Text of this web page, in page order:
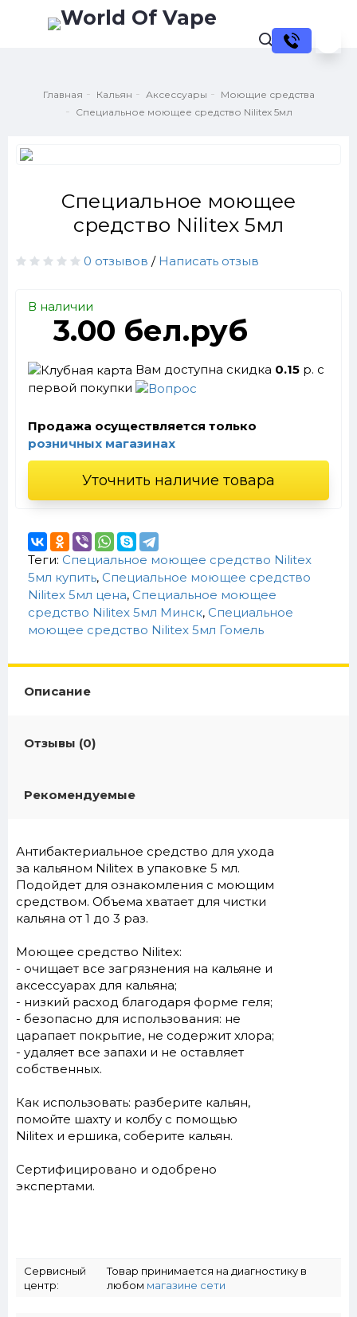
Главная Кальян Аксессуары
Моющие средства
Специальное моющее средство Nilitex 5мл
Специальное моющее
средство Nilitex 5мл
0 отзывов / Написать отзыв
В наличии
3.00 бел.руб
Вам доступна скидка 0.15 р. с
первой покупки
Продажа осуществляется только
розничных магазинах
Уточнить наличие товара
Теги: Специальное моющее средство Nilitex
5мл купить, Специальное моющее средство
Nilitex 5мл цена, Специальное моющее
средство Nilitex 5мл Минск, Специальное
моющее средство Nilitex 5мл Гомель
Описание
Отзывы (0)
Рекомендуемые
Антибактериальное средство для ухода
за кальяном Nilitex в упаковке 5 мл.
Подойдет для ознакомления с моющим
средством. Объема хватает для чистки
кальяна от 1 до 3 раз.
Моющее средство Nilitex:
- очищает все загрязнения на кальяне и
аксессуарах для кальяна;
- низкий расход благодаря форме геля;
- безопасно для использования: не
царапает покрытие, не содержит хлора;
- удаляет все запахи и не оставляет
собственных.
Как использовать: разберите кальян,
помойте шахту и колбу с помощью
Nilitex и ершика, соберите кальян.
Сертифицировано и одобрено
экспертами.
Сервисный
центр:
Товар принимается на диагностику в
любом магазине сети